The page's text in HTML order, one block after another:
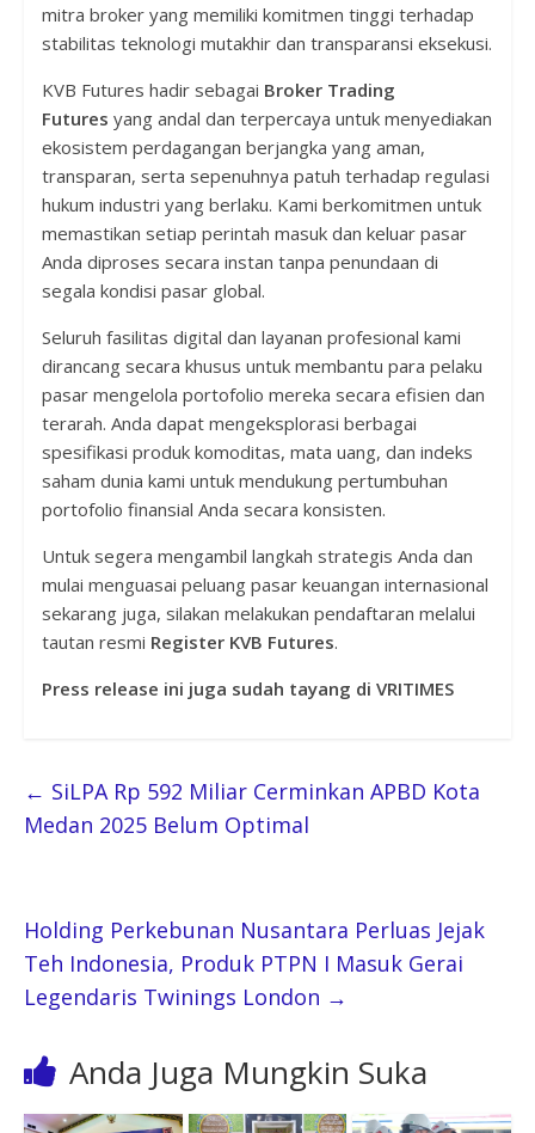
mitra broker yang memiliki komitmen tinggi terhadap
stabilitas teknologi mutakhir dan transparansi eksekusi.
KVB Futures hadir sebagai Broker Trading
Futures yang andal dan terpercaya untuk menyediakan
ekosistem perdagangan berjangka yang aman,
transparan, serta sepenuhnya patuh terhadap regulasi
hukum industri yang berlaku. Kami berkomitmen untuk
memastikan setiap perintah masuk dan keluar pasar
Anda diproses secara instan tanpa penundaan di
segala kondisi pasar global.
Seluruh fasilitas digital dan layanan profesional kami
dirancang secara khusus untuk membantu para pelaku
pasar mengelola portofolio mereka secara efisien dan
terarah. Anda dapat mengeksplorasi berbagai
spesifikasi produk komoditas, mata uang, dan indeks
saham dunia kami untuk mendukung pertumbuhan
portofolio finansial Anda secara konsisten.
Untuk segera mengambil langkah strategis Anda dan
mulai menguasai peluang pasar keuangan internasional
sekarang juga, silakan melakukan pendaftaran melalui
tautan resmi Register KVB Futures.
Press release ini juga sudah tayang di VRITIMES
← SiLPA Rp 592 Miliar Cerminkan APBD Kota
Medan 2025 Belum Optimal
Holding Perkebunan Nusantara Perluas Jejak
Teh Indonesia, Produk PTPN I Masuk Gerai
Legendaris Twinings London →
Anda Juga Mungkin Suka